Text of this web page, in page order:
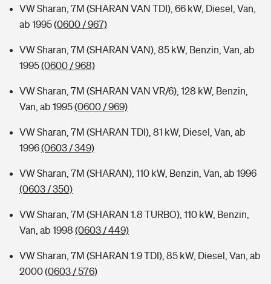
Kinderunfall-Check: Mehr Sicherheit für deine Kids
Typklassen: So ist Ihr Auto eingestuft
VW Sharan, 7M (SHARAN VAN TDI), 66 kW, Diesel, Van,
ab 1995(0600 / 967)
VW Sharan, 7M (SHARAN VAN), 85 kW, Benzin, Van, ab
1995(0600 / 968)
VW Sharan, 7M (SHARAN VAN VR/6), 128 kW, Benzin,
Van, ab 1995(0600 / 969)
VW Sharan, 7M (SHARAN TDI), 81 kW, Diesel, Van, ab
1996(0603 / 349)
VW Sharan, 7M (SHARAN), 110 kW, Benzin, Van, ab 1996
(0603 / 350)
VW Sharan, 7M (SHARAN 1.8 TURBO), 110 kW, Benzin,
Van, ab 1998 (0603 / 449)
VW Sharan, 7M (SHARAN 1.9 TDI), 85 kW, Diesel, Van, ab
2000(0603 / 576)